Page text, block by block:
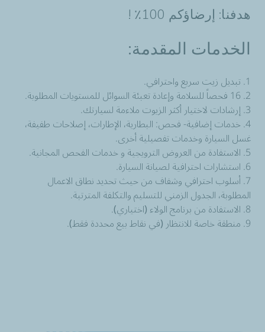
هدفنا: إرضاؤكم 100٪ !
الخدمات المقدمة:
1. تبديل زيت سريع واحترافي.
2. 16 فحصاً للسلامة وإعادة تعبئة السوائل للمستويات المطلوبة.
3. إرشادات لاختيار أكثر الزيوت ملاءمة لسيارتك.
4. خدمات إضافية- فحص: البطارية، الإطارات، إصلاحات طفيفة،
غسل السيارة وخدمات تفصيلية أخرى.
5. الاستفادة من العروض الترويجية و خدمات الفحص المجانية.
6. استشارات احترافية لصيانة السيارة.
7. أسلوب احترافي وشفاف من حيث تحديد نطاق الاعمال
المطلوبة، الجدول الزمني للتسليم والتكلفة المترتبة.
8. الاستفادة من برنامج الولاء (اختياري).
9. منطقة خاصة للانتظار (في نقاط بيع محددة فقط).